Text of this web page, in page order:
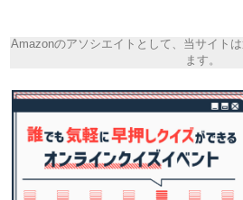
Amazonのアソシエイトとして、当サイト
ます。